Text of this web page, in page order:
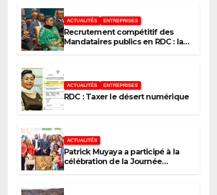
Gouvernement
ACTUALITÉS ENTREPRISES
Recrutement compétitif des
Mandataires publics en RDC : la
ACTUALITÉS ENTREPRISES
RDC : Taxer le désert numérique
ACTUALITÉS
Patrick Muyaya a participé à la
célébration de la Journée